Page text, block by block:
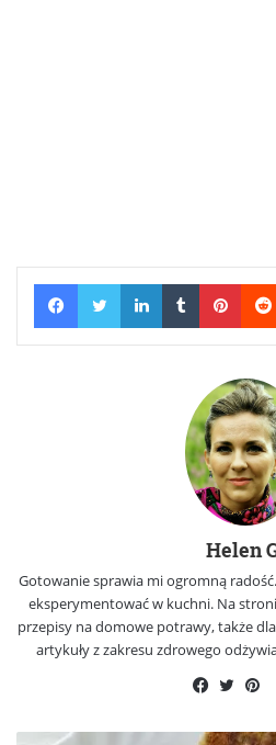
FacebookTwitterLinkedInTumblr
Helen
Gotowanie sprawia mi ogromną
eksperymentować w kuchni. Na
przepisy na domowe potrawy, także
artykuły z zakresu zdrowego